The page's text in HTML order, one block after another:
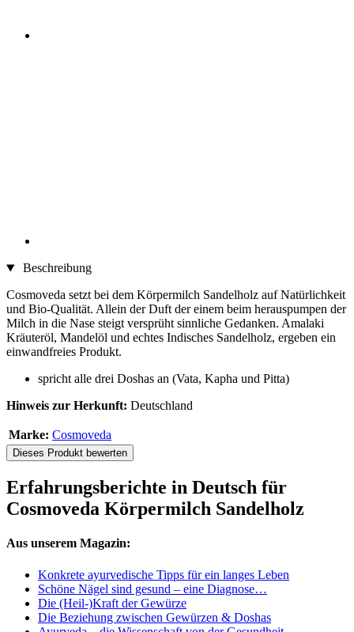
Beschreibung
Cosmoveda setzt bei dem Körpermilch Sandelholz auf Natürlichkeit
und Bio-Qualität. Allein der Duft der einem beim herauspumpen der
Milch in die Nase steigt versprüht sinnliche Gedanken. Amalaki
Kräuteröl, Mandelöl und echtes Indisches Sandelholz, ergeben ein
einwandfreies Produkt.
spricht alle drei Doshas an (Vata, Kapha und Pitta)
Hinweis zur Herkunft: Deutschland
Marke: Cosmoveda
Dieses Produkt bewerten
Erfahrungsberichte in Deutsch für
Cosmoveda Körpermilch Sandelholz
Aus unserem Magazin:
Konkrete ayurvedische Tipps für ein langes Leben
Schöne Nägel sind gesund – eine Diagnose…
Die (Heil-)Kraft der Gewürze
Die Beziehung zwischen Gewürzen & Doshas